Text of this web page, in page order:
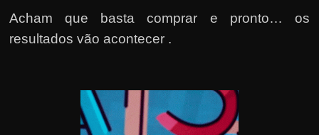
Acham que basta comprar e pronto… os
resultados vão acontecer .